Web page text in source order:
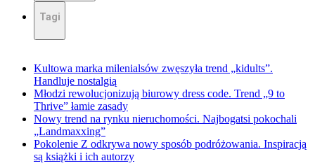
Tagi
Kultowa marka milenialsów zwęszyła trend „kidults”.
Handluje nostalgią
Młodzi rewolucjonizują biurowy dress code. Trend „9 to
Thrive” łamie zasady
Nowy trend na rynku nieruchomości. Najbogatsi pokochali
„Landmaxxing”
Pokolenie Z odkrywa nowy sposób podróżowania. Inspiracją
są książki i ich autorzy